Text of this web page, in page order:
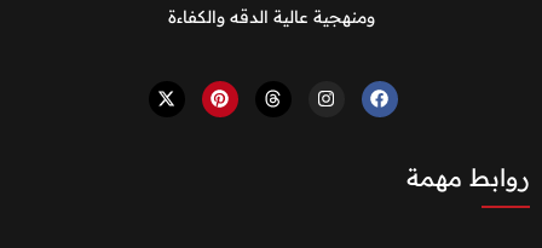
ومنهجية عالية الدقه والكفاءة
روابط مهمة